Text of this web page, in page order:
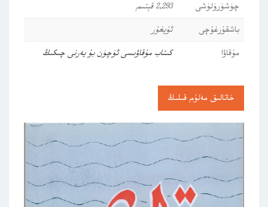
چۈشۈرۈلۈشى
2,293 قېتىم
باشقۇرغۇچى
ئۇيغۇر
مۇقاۋا
كىتاب مۇقاۋىسى ئۈچۈن بۇ يەرنى چىكىڭ
خاتالىق مەلۇم قىلىڭ